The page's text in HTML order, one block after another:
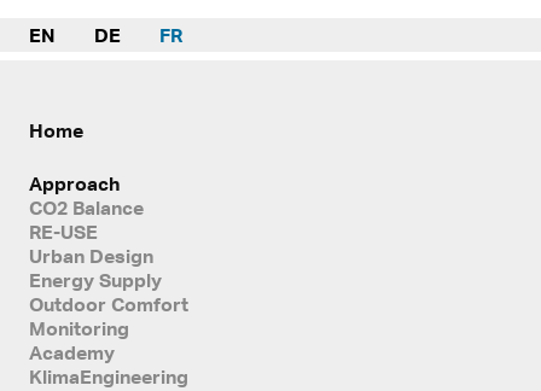
EN DE FR
Home
Approach
CO2 Balance
RE-USE
Urban Design
Energy Supply
Outdoor Comfort
Monitoring
Academy
KlimaEngineering